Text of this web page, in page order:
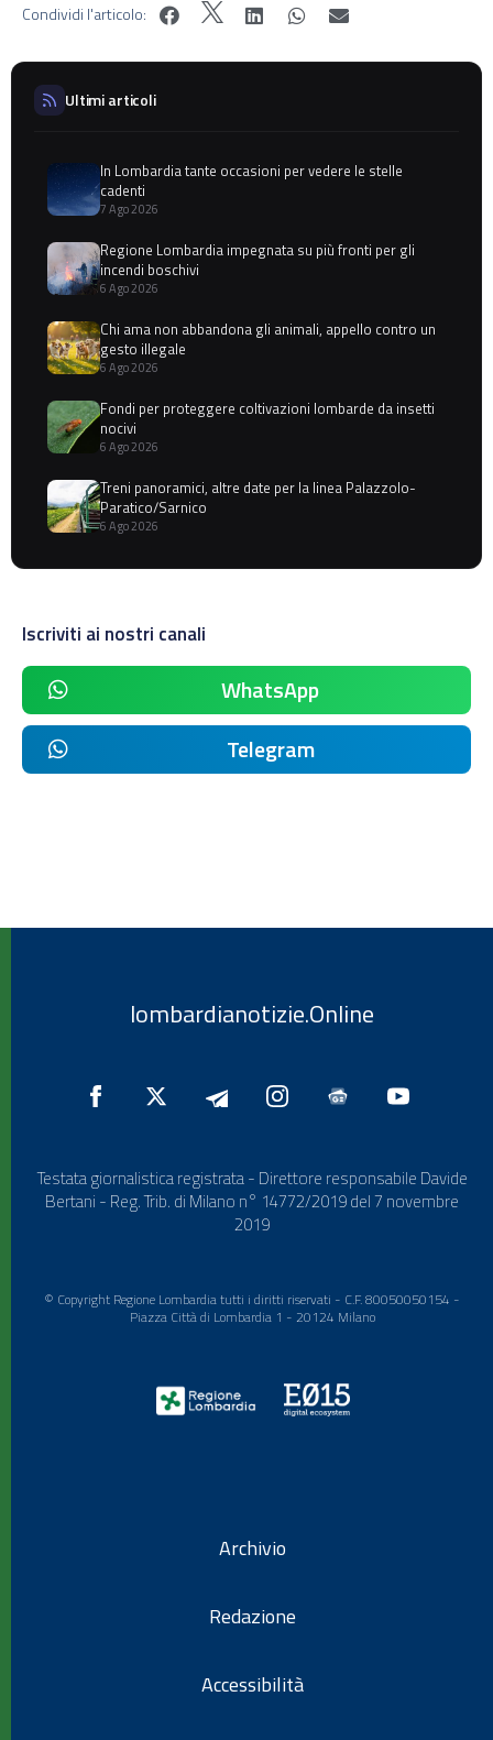
Condividi l'articolo:
Ultimi articoli
In Lombardia tante occasioni per vedere le stelle
cadenti
7 Ago 2026
Regione Lombardia impegnata su più fronti per gli
incendi boschivi
6 Ago 2026
Chi ama non abbandona gli animali, appello contro un
gesto illegale
6 Ago 2026
Fondi per proteggere coltivazioni lombarde da insetti
nocivi
6 Ago 2026
Treni panoramici, altre date per la linea Palazzolo-
Paratico/Sarnico
6 Ago 2026
Iscriviti ai nostri canali
WhatsApp
Telegram
lombardianotizie.Online
Testata giornalistica registrata - Direttore responsabile Davide
Bertani - Reg. Trib. di Milano n° 14772/2019 del 7 novembre
2019
© Copyright Regione Lombardia tutti i diritti riservati - C.F. 80050050154 -
Piazza Città di Lombardia 1 - 20124 Milano
Archivio
Redazione
Accessibilità